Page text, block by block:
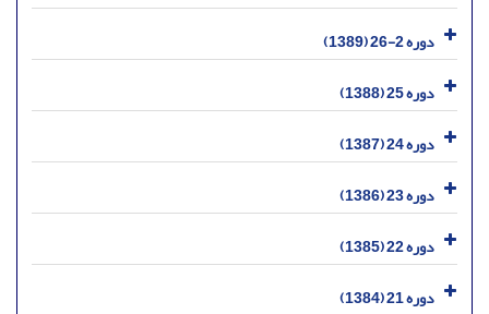
دوره 2-26 (1389)
دوره 25 (1388)
دوره 24 (1387)
دوره 23 (1386)
دوره 22 (1385)
دوره 21 (1384)